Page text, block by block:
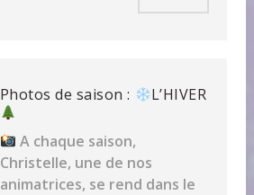
Photos de saison : L’HIVER
A chaque saison,
Christelle, une de nos
animatrices, se rend dans le